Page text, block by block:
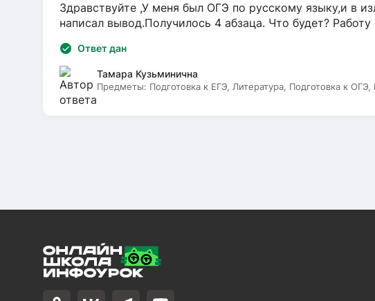
Здравствуйте ,У меня был ОГЭ по русскому языку,и в
написал вывод.Получилось 4 абзаца. Что будет? Работу
Ответ дан
Тамара Кузьминична
Предметы: Подготовка к ЕГЭ, Литература, Подготовка к ОГЭ,